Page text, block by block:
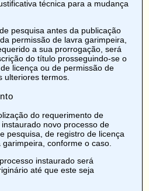
técnica para a mudança
pesquisa antes da publicação
permissão de lavra garimpeira,
a sua prorrogação, será
do título prosseguindo-se o
licença ou de permissão de
ulteriores termos.
do requerimento de
novo processo de
pesquisa, de registro de licença
conforme o caso.
instaurado será
até que este seja